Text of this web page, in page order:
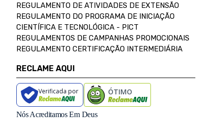
REGULAMENTO DE ATIVIDADES DE EXTENSÃO
REGULAMENTO DO PROGRAMA DE INICIAÇÃO
CIENTÍFICA E TECNOLÓGICA - PICT
REGULAMENTOS DE CAMPANHAS PROMOCIONAIS
REGULAMENTO CERTIFICAÇÃO INTERMEDIÁRIA
RECLAME AQUI
Verificada por ÓTIMO
Nós Acreditamos Em Deus